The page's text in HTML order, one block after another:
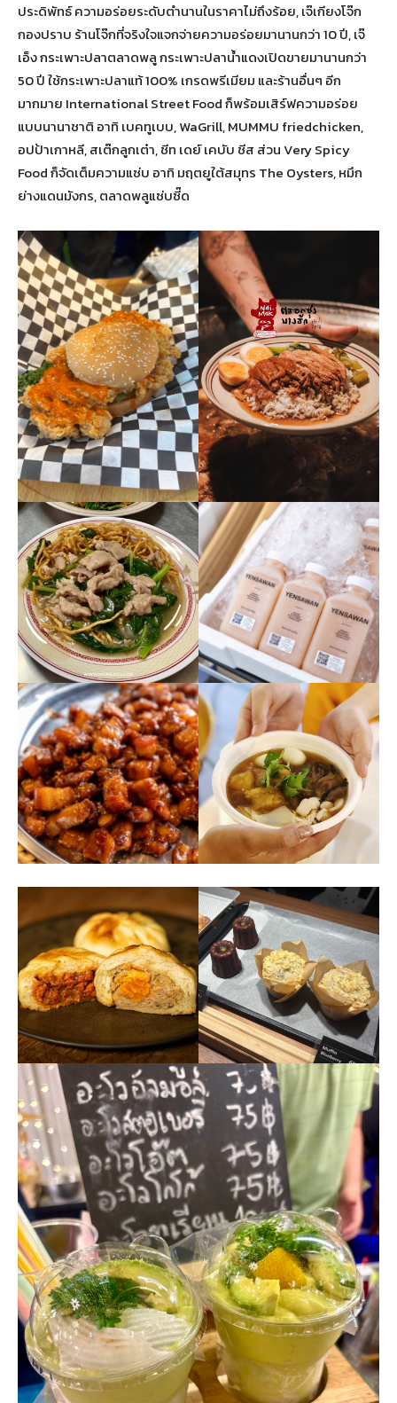
ประดิพัทธ์ ความอร่อยระดับตำนานในราคาไม่ถึงร้อย, เจ๊เกียงโจ๊ก
กองปราบ ร้านโจ๊กที่จริงใจแจกจ่ายความอร่อยมานานกว่า 10 ปี, เจ๊
เอ็ง กระเพาะปลาตลาดพลู กระเพาะปลาน้ำแดงเปิดขายมานานกว่า
50 ปี ใช้กระเพาะปลาแท้ 100% เกรดพรีเมียม และร้านอื่นๆ อีก
มากมาย International Street Food ก็พร้อมเสิร์ฟความอร่อย
แบบนานาชาติ อาทิ เบคทูเบบ, WaGrill, MUMMU friedchicken,
อปป้าเกาหลี, สเต๊กลูกเต๋า, ชีท เดย์ เคบับ ชีส ส่วน Very Spicy
Food ก็จัดเต็มความแซ่บ อาทิ มฤตยูใต้สมุทร The Oysters, หมึก
ย่างแดนมังกร, ตลาดพลูแซ่บซี๊ด